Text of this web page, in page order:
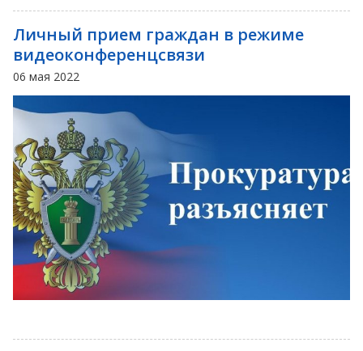
Личный прием граждан в режиме
видеоконференцсвязи
06 мая 2022